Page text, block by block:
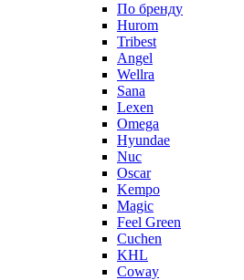
По бренду
Hurom
Tribest
Angel
Wellra
Sana
Lexen
Omega
Hyundae
Nuc
Oscar
Kempo
Magic
Feel Green
Cuchen
KHL
Coway